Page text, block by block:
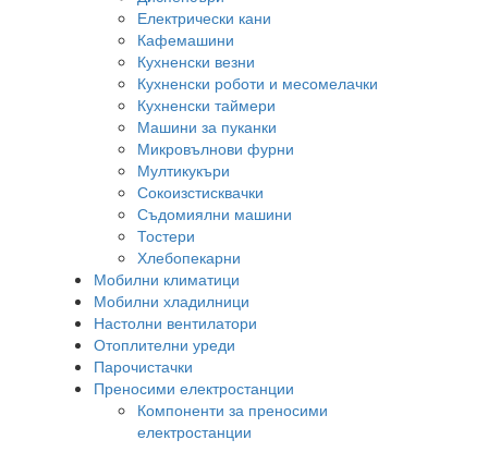
Електрически кани
Кафемашини
Кухненски везни
Кухненски роботи и месомелачки
Кухненски таймери
Машини за пуканки
Микровълнови фурни
Мултикукъри
Сокоизстисквачки
Съдомиялни машини
Тостери
Хлебопекарни
Мобилни климатици
Мобилни хладилници
Настолни вентилатори
Отоплителни уреди
Парочистачки
Преносими електростанции
Компоненти за преносими
електростанции